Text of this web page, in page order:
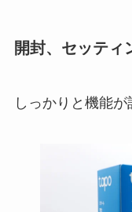
開封、セッティ
しっかりと機能が